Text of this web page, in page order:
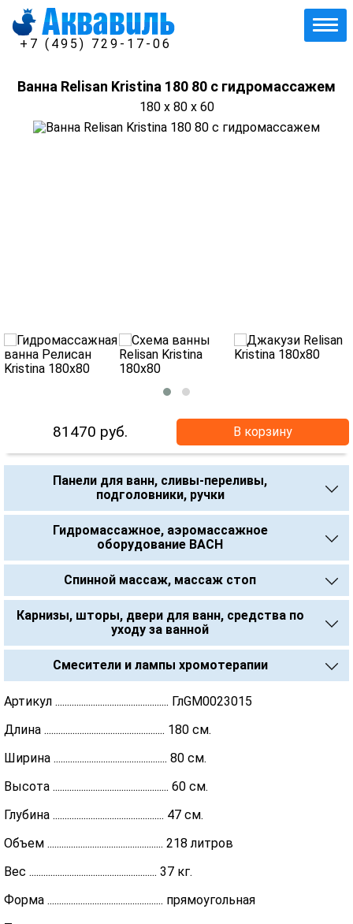
+7 (495) 729-17-06
Ванна Relisan Kristina 180 80 с гидромассажем
180 x 80 x 60
81470 руб. В корзину
Панели для ванн, сливы-переливы,
подголовники, ручки
Гидромассажное, аэромассажное
оборудование BACH
Спинной массаж, массаж стоп
Карнизы, шторы, двери для ванн, средства по
уходу за ванной
Смесители и лампы хромотерапии
Артикул ................................................ ГлGM0023015
Длина ................................................... 180 см.
Ширина ................................................ 80 см.
Высота ................................................. 60 см.
Глубина ............................................... 47 см.
Объем ................................................. 218 литров
Вес ...................................................... 37 кг.
Форма ................................................. прямоугольная